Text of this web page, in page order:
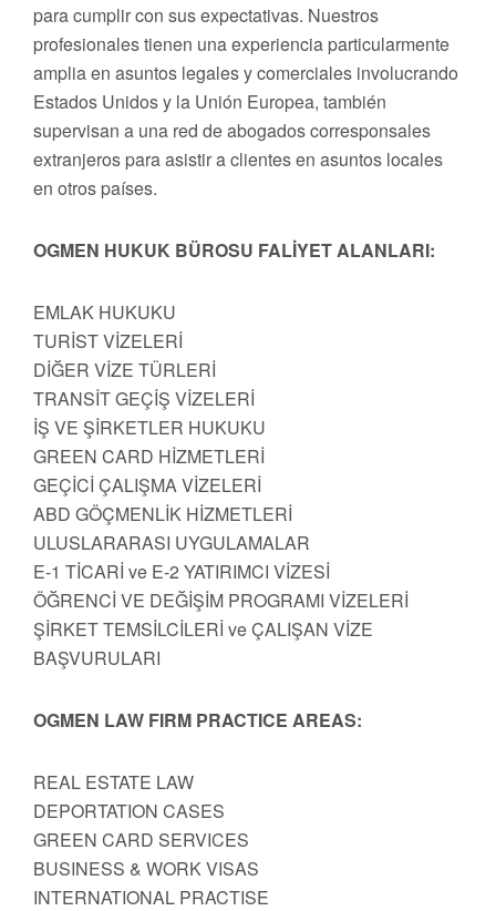
para cumplir con sus expectativas. Nuestros
profesionales tienen una experiencia particularmente
amplia en asuntos legales y comerciales involucrando
Estados Unidos y la Unión Europea, también
supervisan a una red de abogados corresponsales
extranjeros para asistir a clientes en asuntos locales
en otros países.
OGMEN HUKUK BÜROSU FALİYET ALANLARI:
EMLAK HUKUKU
TURİST VİZELERİ
DİĞER VİZE TÜRLERİ
TRANSİT GEÇİŞ VİZELERİ
İŞ VE ŞİRKETLER HUKUKU
GREEN CARD HİZMETLERİ
GEÇİCİ ÇALIŞMA VİZELERİ
ABD GÖÇMENLİK HİZMETLERİ
ULUSLARARASI UYGULAMALAR
E-1 TİCARİ ve E-2 YATIRIMCI VİZESİ
ÖĞRENCİ VE DEĞİŞİM PROGRAMI VİZELERİ
ŞİRKET TEMSİLCİLERİ ve ÇALIŞAN VİZE
BAŞVURULARI
OGMEN LAW FIRM PRACTICE AREAS:
REAL ESTATE LAW
DEPORTATION CASES
GREEN CARD SERVICES
BUSINESS & WORK VISAS
INTERNATIONAL PRACTISE